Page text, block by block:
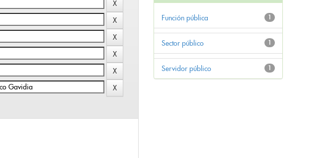
1
Función pública
1
Sector público
1
Servidor público